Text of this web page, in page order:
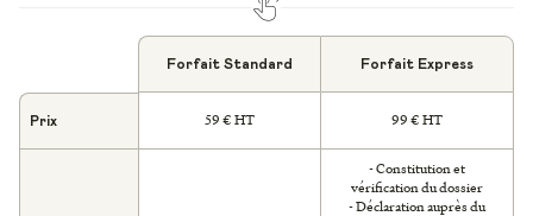
Forfait Standard Forfait Express
Prix 59 € HT 99 € HT
- Constitution et
vérification du dossier
- Déclaration auprès du